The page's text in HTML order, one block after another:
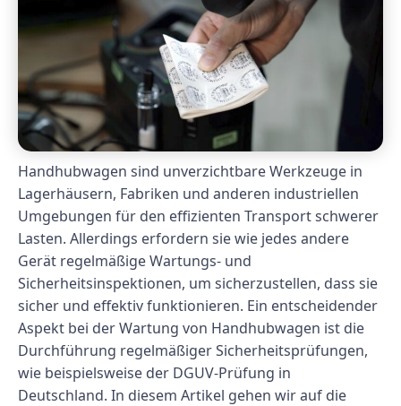
Handhubwagen sind unverzichtbare Werkzeuge in
Lagerhäusern, Fabriken und anderen industriellen
Umgebungen für den effizienten Transport schwerer
Lasten. Allerdings erfordern sie wie jedes andere
Gerät regelmäßige Wartungs- und
Sicherheitsinspektionen, um sicherzustellen, dass sie
sicher und effektiv funktionieren. Ein entscheidender
Aspekt bei der Wartung von Handhubwagen ist die
Durchführung regelmäßiger Sicherheitsprüfungen,
wie beispielsweise der DGUV-Prüfung in
Deutschland. In diesem Artikel gehen wir auf die